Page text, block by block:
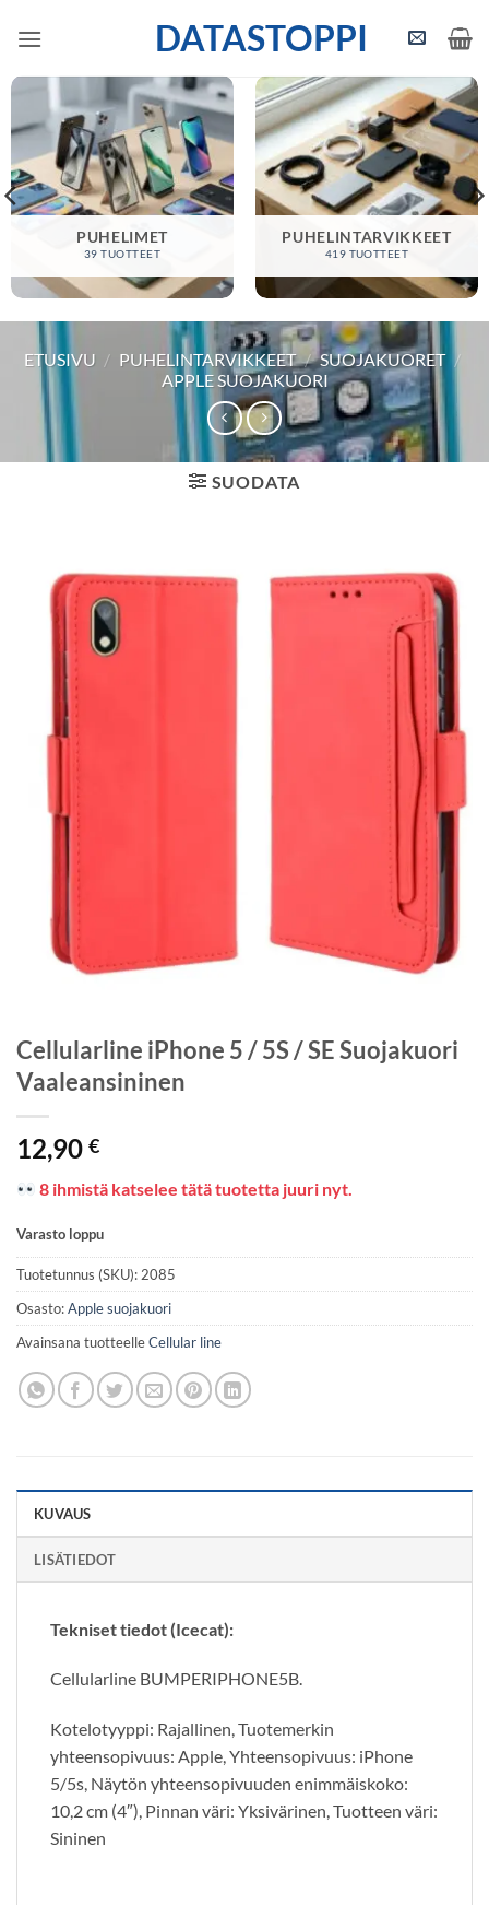
DATASTOPPI
PUHELIMET
39 TUOTTEET
PUHELINTARVIKKEET
419 TUOTTEET
ETUSIVU / PUHELINTARVIKKEET / SUOJAKUORET /
APPLE SUOJAKUORI
SUODATA
Cellularline iPhone 5 / 5S / SE Suojakuori
Vaaleansininen
12,90 €
8 ihmistä katselee tätä tuotetta juuri nyt.
Varasto loppu
Tuotetunnus (SKU): 2085
Osasto:Apple suojakuori
Avainsana tuotteelleCellular line
KUVAUS
LISÄTIEDOT
Tekniset tiedot (Icecat):
Cellularline BUMPERIPHONE5B.
Kotelotyyppi: Rajallinen, Tuotemerkin
yhteensopivuus: Apple, Yhteensopivuus: iPhone
5/5s, Näytön yhteensopivuuden enimmäiskoko:
10,2 cm (4″), Pinnan väri: Yksivärinen, Tuotteen väri:
Sininen